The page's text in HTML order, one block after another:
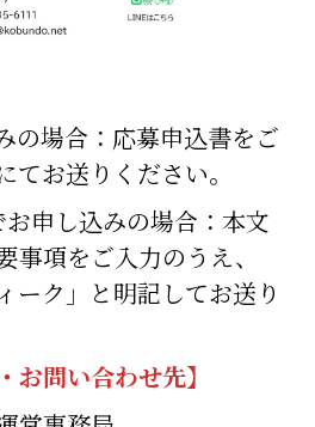
の場合：応募申込書をご
お送りください。
申し込みの場合：本文
事項をご入力のうえ、
ーク」と明記してお送り
お問い合わせ先】